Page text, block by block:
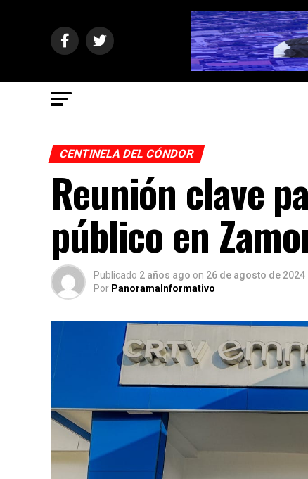
CENTINELA DEL CÓNDOR
Reunión clave
público en
Publicado 2 años ago on 26 de agosto de 2024
Por PanoramaInformativo